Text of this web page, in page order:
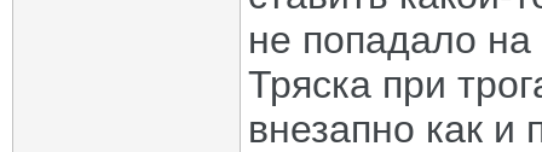
не попадало на
Тряска при
внезапно как и